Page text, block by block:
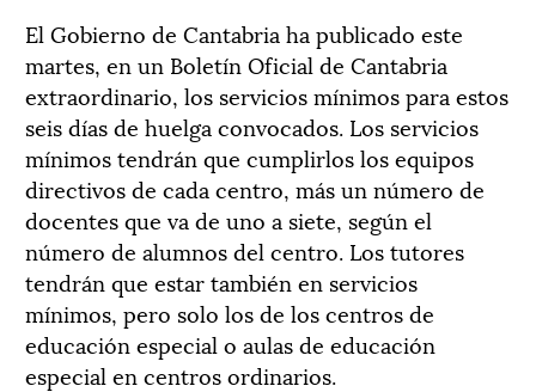
El Gobierno de Cantabria ha publicado este
martes, en un Boletín Oficial de Cantabria
extraordinario, los servicios mínimos para estos
seis días de huelga convocados. Los servicios
mínimos tendrán que cumplirlos los equipos
directivos de cada centro, más un número de
docentes que va de uno a siete, según el
número de alumnos del centro. Los tutores
tendrán que estar también en servicios
mínimos, pero solo los de los centros de
educación especial o aulas de educación
especial en centros ordinarios.